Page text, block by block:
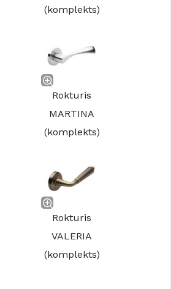
(komplekts)
Rokturis
MARTINA
(komplekts)
Rokturis
VALERIA
(komplekts)